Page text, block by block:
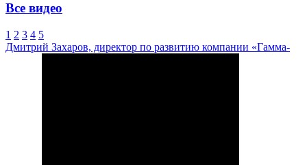
Все видео
1 2 3 4 5
Дмитрий Захаров, директор по развитию компании «Гамма-